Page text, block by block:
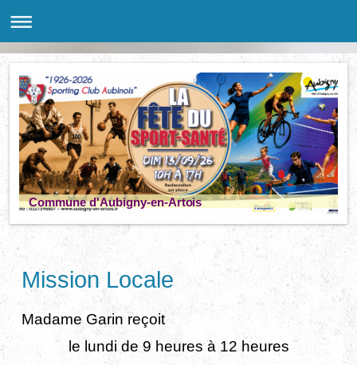
Commune d'Aubigny-en-Artois
Mission Locale
Madame Garin reçoit
le lundi de 9 heures à 12 heures